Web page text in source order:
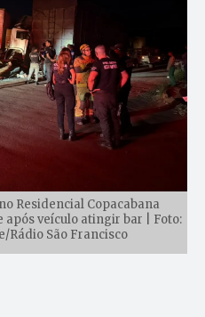
Residencial Copacabana
veículo atingir bar | Foto:
Rádio São Francisco